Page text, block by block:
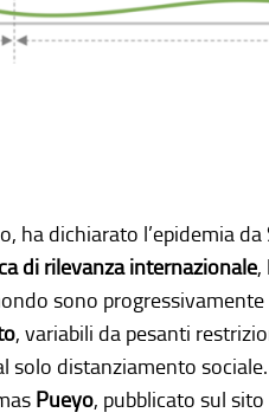
ha dichiarato l’epidemia da
di rilevanza internazionale,
sono
, variabili da pesanti
distanziamento sociale.
Pueyo, pubblicato sul